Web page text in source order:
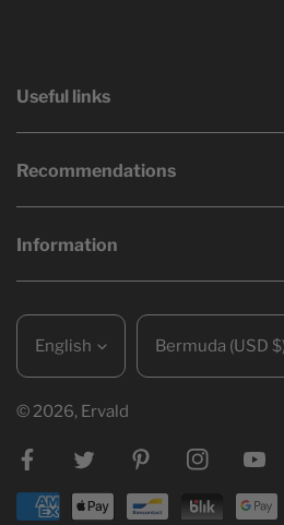
Useful links
Recommendations
Information
Language
English
Country/region
Bermuda (USD $)
© 2026, Ervald
Facebook PinterestInstagram
Payment